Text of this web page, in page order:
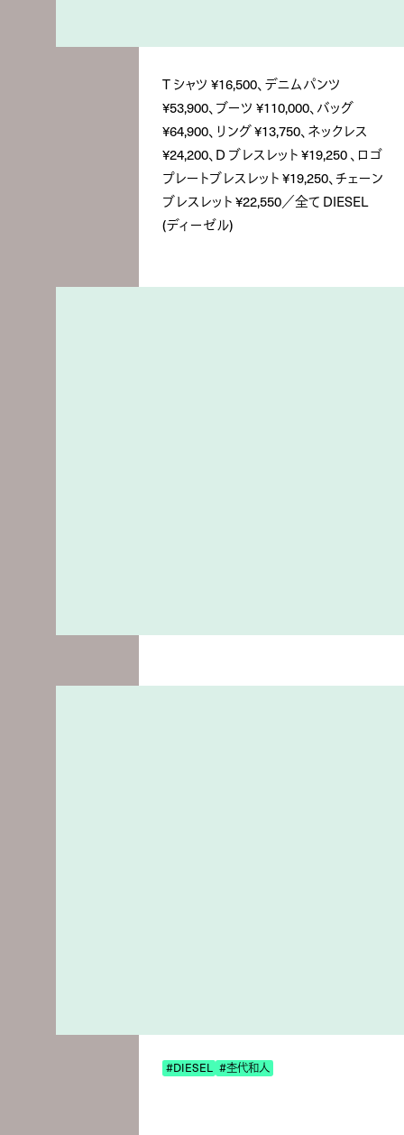
T シャツ ¥16,500、デニムパンツ
¥53,900、ブーツ ¥110,000、バッグ
¥64,900、リング ¥13,750、ネックレス
¥24,200、D ブレスレット ¥19,250 、ロゴ
プレートブレスレット ¥19,250、チェーン
ブレスレット ¥22,550／全て DIESEL
(ディーゼル)
#DIESEL #杢代和人